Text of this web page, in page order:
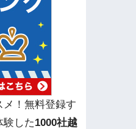
！無料登録す
験した1000社越